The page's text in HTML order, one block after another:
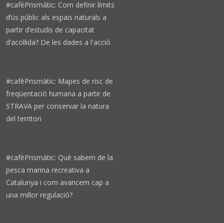
#cafèPrismàtic: Com definir límits
d’ús públic als espais naturals a
partir d’estudis de capacitat
d’acollida? De les dades a l'acció
#cafèPrismàtic: Mapes de risc de
freqüentació humana a partir de
STRAVA per conservar la natura
del territori
#cafèPrismàtic: Què sabem de la
pesca marina recreativa a
Catalunya i com avancem cap a
una millor regulació?